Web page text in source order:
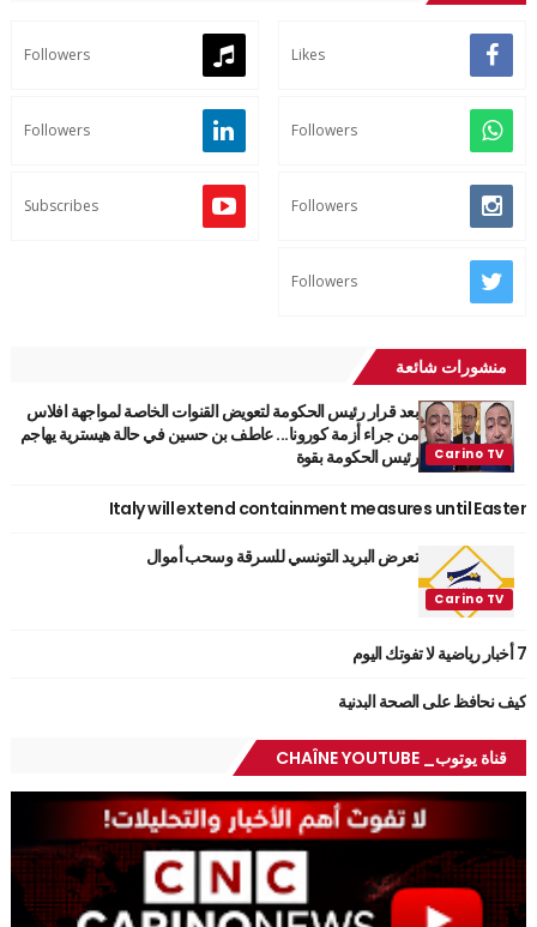
Likes
Followers
Followers
Followers
Followers
Subscribes
Followers
منشورات شائعة
بعد قرار رئيس الحكومة لتعويض القنوات الخاصة لمواجهة افلاس
من جراء أزمة كورونا... عاطف بن حسين في حالة هيسترية يهاجم
رئيس الحكومة بقوة
Italy will extend containment measures until Easter
تعرض البريد التونسي للسرقة وسحب أموال
7 أخبار رياضية لا تفوتك اليوم
كيف نحافظ على الصحة البدنية
قناة يوتوب_ CHAÎNE YOUTUBE